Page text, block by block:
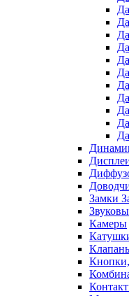
Замки
Камеры